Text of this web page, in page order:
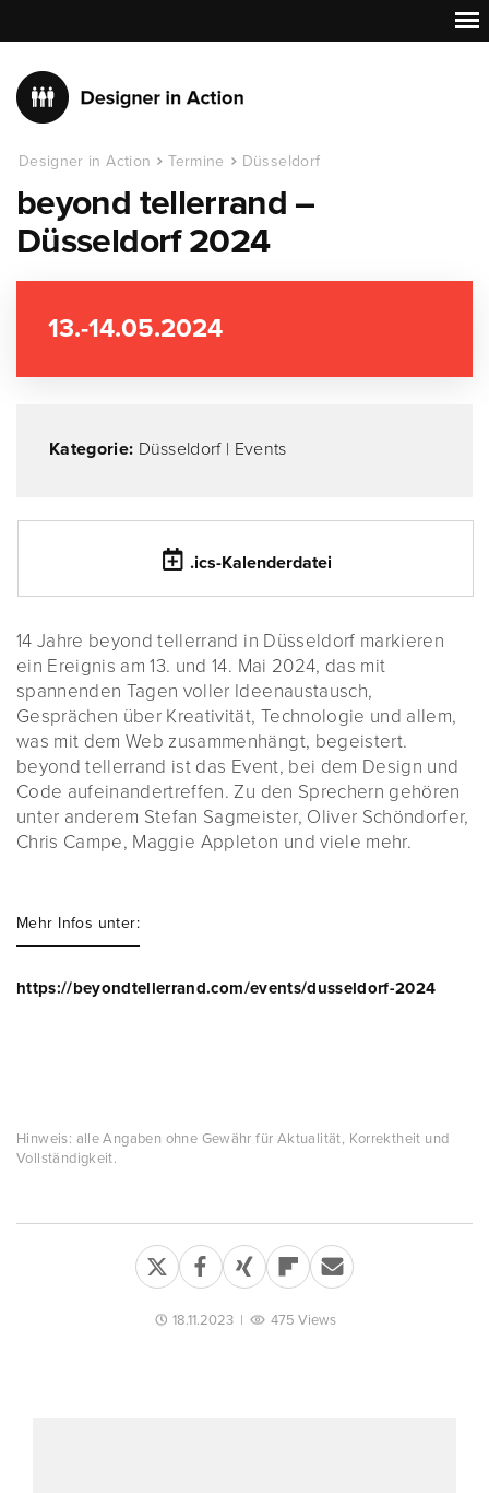
Designer in Action Termine Düsseldorf
beyond tellerrand –
Düsseldorf 2024
13.-14.05.2024
Kategorie: Düsseldorf| Events
.ics-Kalenderdatei
14 Jahre beyond tellerrand in Düsseldorf markieren
ein Ereignis am 13. und 14. Mai 2024, das mit
spannenden Tagen voller Ideenaustausch,
Gesprächen über Kreativität, Technologie und allem,
was mit dem Web zusammenhängt, begeistert.
beyond tellerrand ist das Event, bei dem Design und
Code aufeinandertreffen. Zu den Sprechern gehören
unter anderem Stefan Sagmeister, Oliver Schöndorfer,
Chris Campe, Maggie Appleton und viele mehr.
Mehr Infos unter:
https://beyondtellerrand.com/events/dusseldorf-2024
Hinweis: alle Angaben ohne Gewähr für Aktualität, Korrektheit und
Vollständigkeit.
18.11.2023| 475 Views